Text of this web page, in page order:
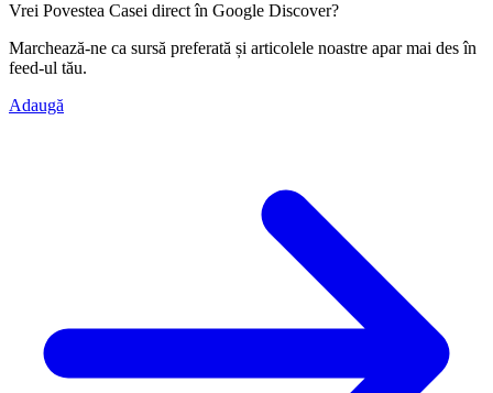
Vrei Povestea Casei direct în Google Discover?
Marchează-ne ca sursă preferată și articolele noastre apar mai des în
feed-ul tău.
Adaugă